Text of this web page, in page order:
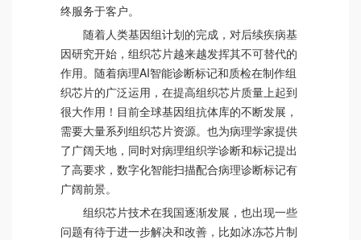
终服务于客户。
随着人类基因组计划的完成，对后续疾病基
因研究开始，组织芯片越来越发挥其不可替代的
作用。随着病理AI智能诊断标记和质检在制作组
织芯片的广泛运用，在提高组织芯片质量上起到
很大作用！目前全球基因组抗体库的不断发展，
需要大量系列组织芯片资源。也为病理学家提供
了广阔天地，同时对病理组织学诊断和标记提出
了高要求，数字化智能扫描配合病理诊断标记有
广阔前景。
组织芯片技术在我国逐渐发展，也出现一些
问题有待于进一步解决和改善，比如冰冻芯片制